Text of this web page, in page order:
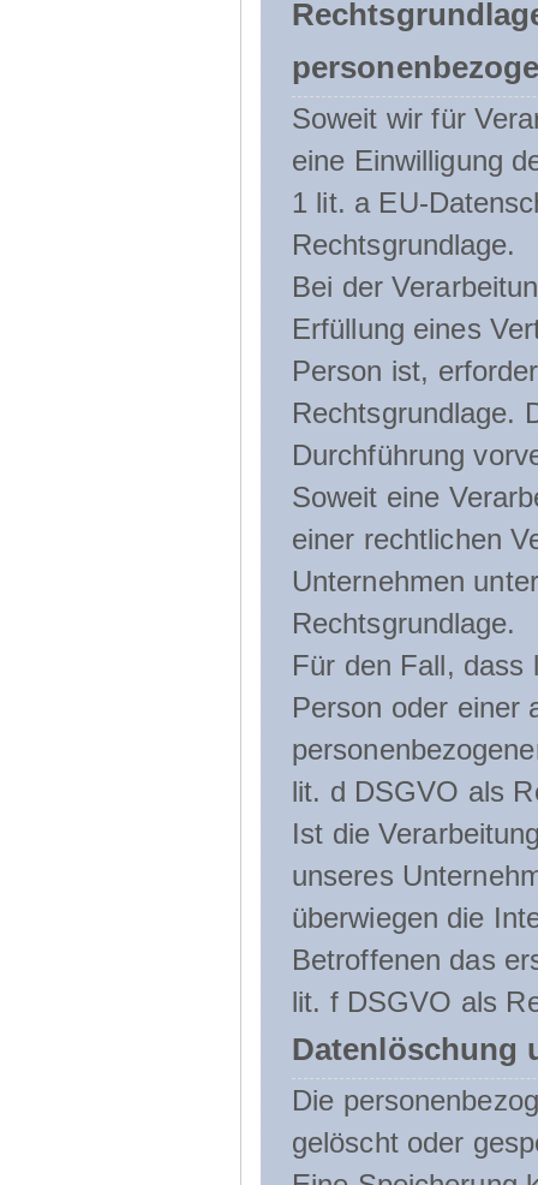
Soweit wir für
eine Einwilligung
1 lit. a EU-
Rechtsgrundlage.
Bei der
Erfüllung eines
Person ist,
Rechtsgrundlage.
Durchführung
Soweit eine
einer rechtlichen
Unternehmen
Rechtsgrundlage.
Für den Fall, dass
Person oder einer
lit. d DSGVO als
Ist die
unseres
überwiegen die
Betroffenen das
lit. f DSGVO als
Datenlöschung
Die
gelöscht oder